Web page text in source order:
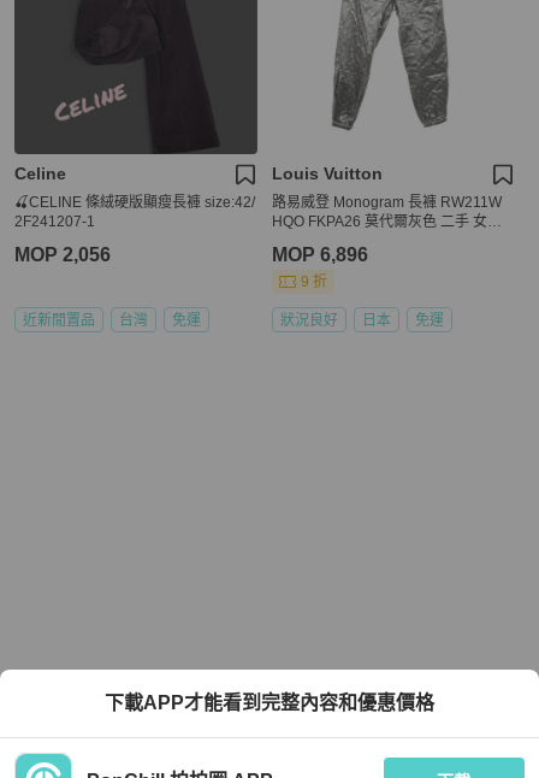
Celine
🍒CELINE 條絨硬版顯瘦長褲 size:42/
2F241207-1
MOP 2,056
近新閒置品 台灣 免運
Louis Vuitton
路易威登 Monogram 長褲 RW211W
HQO FKPA26 莫代爾灰色 二手 女款 #
MOP 6,896
9 折
狀況良好 日本 免運
下載APP才能看到完整內容和優惠價格